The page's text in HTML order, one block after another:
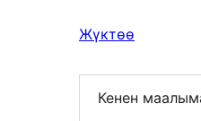
Жүктөө
Кенен